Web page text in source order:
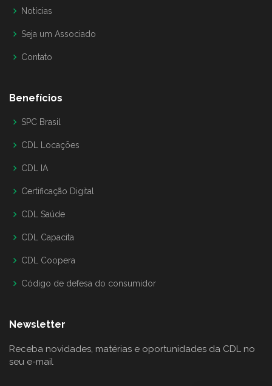
Notícias
Seja um Associado
Contato
Benefícios
SPC Brasil
CDL Locações
CDL IA
Certificação Digital
CDL Saúde
CDL Capacita
CDL Coopera
Código de defesa do consumidor
Newsletter
Receba novidades, matérias e oportunidades da CDL no
seu e-mail